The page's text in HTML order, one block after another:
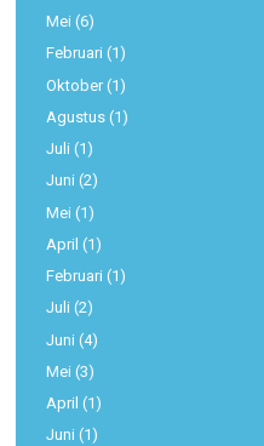
Mei (6)
Februari (1)
Oktober(1)
Agustus (1)
Juli (1)
Juni (2)
Mei (1)
April (1)
Februari (1)
Juli (2)
Juni (4)
Mei (3)
April (1)
Juni (1)